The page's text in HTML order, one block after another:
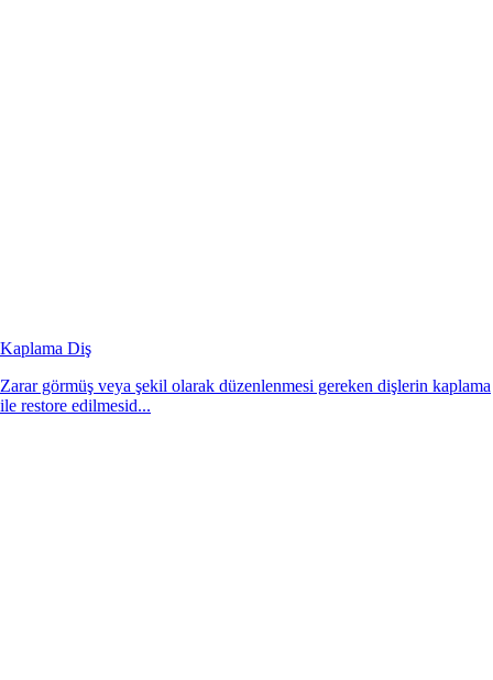
Kaplama Diş
Zarar görmüş veya şekil olarak düzenlenmesi gereken dişlerin kaplama
ile restore edilmesid...